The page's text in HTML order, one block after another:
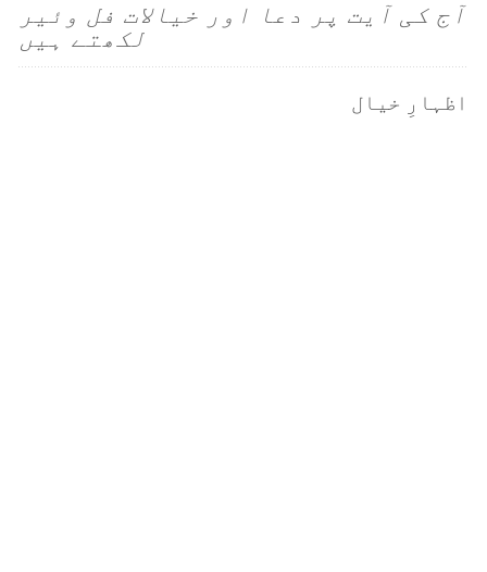
آج کی آیت پر دعا اور خیالات فل وئیر
لکھتے ہیں
اظہارِ خیال